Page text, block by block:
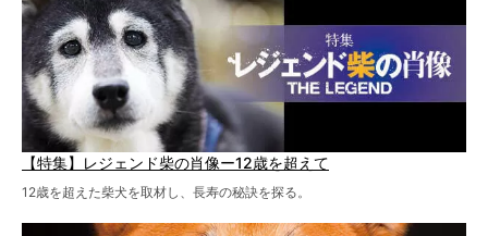
【特集】レジェンド柴の肖像ー12歳を超えて
12歳を超えた柴犬を取材し、長寿の秘訣を探る。